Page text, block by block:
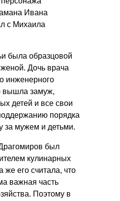
Ивана
с Михаила
была образцовой
Дочь врача
инженерного
вышла замуж,
детей и все свои
порядка
за мужем и детьми.
был
кулинарных
же его считала, что
важная часть
Поэтому в